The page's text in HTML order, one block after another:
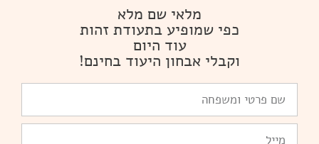
מלאי שם מלא
כפי שמופיע בתעודת זהות
עוד היום
וקבלי אבחון היעוד בחינם!
פרטי
ומשפחה